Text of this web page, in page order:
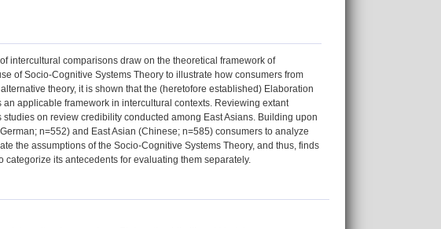
intercultural comparisons draw on the theoretical framework of
of Socio-Cognitive Systems Theory to illustrate how consumers from
theory, it is shown that the (heretofore established) Elaboration
applicable framework in intercultural contexts. Reviewing extant
on review credibility conducted among East Asians. Building upon
n=552) and East Asian (Chinese; n=585) consumers to analyze
the assumptions of the Socio-Cognitive Systems Theory, and thus, finds
its antecedents for evaluating them separately.